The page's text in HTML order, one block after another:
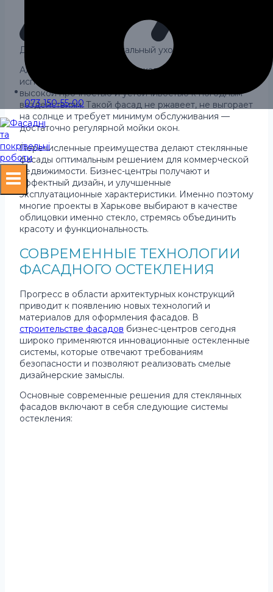
073 150-55-00
Долговечность и минимальный уход.
Алюминиевые профили и закаленное стекло,
используемые в фасадных системах, отличаются
высокой прочностью и устойчивостью к погодным
воздействиям. Такой фасад не ржавеет, не выгорает
на солнце и требует минимум обслуживания —
достаточно регулярной мойки окон.
Перечисленные преимущества делают стеклянные
фасады оптимальным решением для коммерческой
недвижимости. Бизнес-центры получают и
эффектный дизайн, и улучшенные
эксплуатационные характеристики. Именно поэтому
многие проекты в Харькове выбирают в качестве
облицовки именно стекло, стремясь объединить
красоту и функциональность.
СОВРЕМЕННЫЕ ТЕХНОЛОГИИ
ФАСАДНОГО ОСТЕКЛЕНИЯ
Прогресс в области архитектурных конструкций
приводит к появлению новых технологий и
материалов для оформления фасадов. В
строительстве фасадов бизнес-центров сегодня
широко применяются инновационные остекленные
системы, которые отвечают требованиям
безопасности и позволяют реализовать смелые
дизайнерские замыслы.
Основные современные решения для стеклянных
фасадов включают в себя следующие системы
остекления: